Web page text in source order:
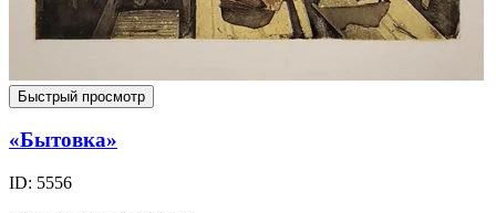
Быстрый просмотр
«Бытовка»
ID: 5556